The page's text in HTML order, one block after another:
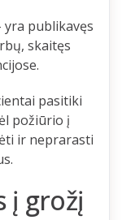
yra publikavęs
skaitęs
pasitiki
požiūrio į
ir neprarasti
į grožį